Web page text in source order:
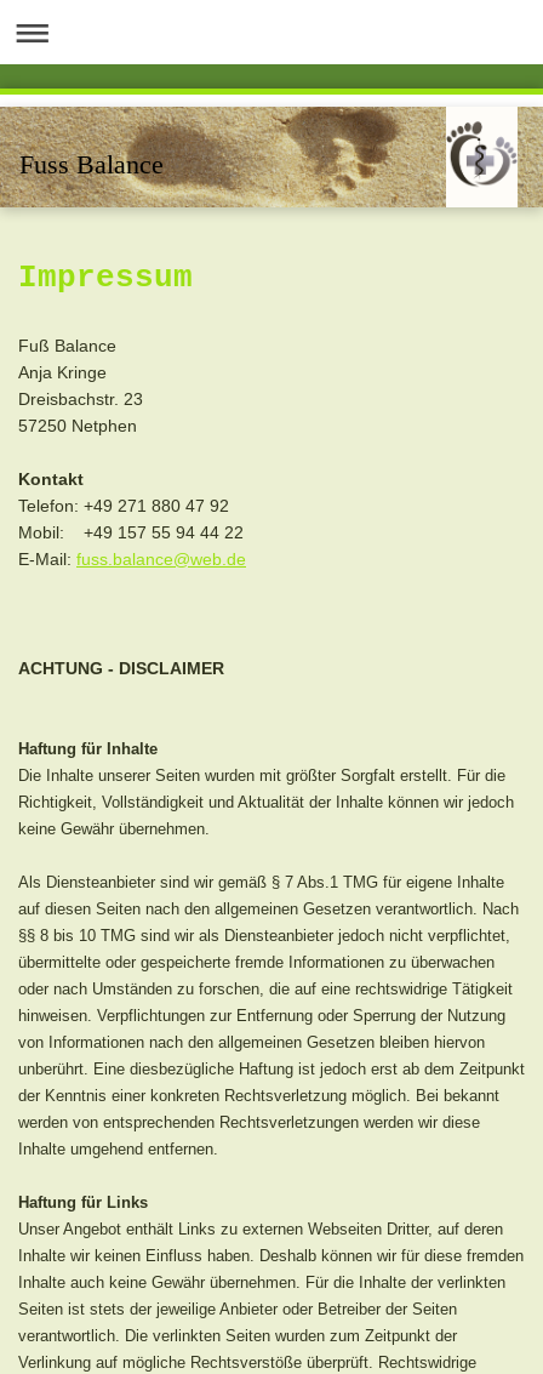
Fuss Balance
Impressum
Fuß Balance
Anja Kringe
Dreisbachstr. 23
57250 Netphen
Kontakt
Telefon: +49 271 880 47 92
Mobil: +49 157 55 94 44 22
E-Mail: fuss.balance@web.de
ACHTUNG - DISCLAIMER
Haftung für Inhalte
Die Inhalte unserer Seiten wurden mit größter Sorgfalt erstellt. Für die
Richtigkeit, Vollständigkeit und Aktualität der Inhalte können wir jedoch
keine Gewähr übernehmen.
Als Diensteanbieter sind wir gemäß § 7 Abs.1 TMG für eigene Inhalte
auf diesen Seiten nach den allgemeinen Gesetzen verantwortlich. Nach
§§ 8 bis 10 TMG sind wir als Diensteanbieter jedoch nicht verpflichtet,
übermittelte oder gespeicherte fremde Informationen zu überwachen
oder nach Umständen zu forschen, die auf eine rechtswidrige Tätigkeit
hinweisen. Verpflichtungen zur Entfernung oder Sperrung der Nutzung
von Informationen nach den allgemeinen Gesetzen bleiben hiervon
unberührt. Eine diesbezügliche Haftung ist jedoch erst ab dem Zeitpunkt
der Kenntnis einer konkreten Rechtsverletzung möglich. Bei bekannt
werden von entsprechenden Rechtsverletzungen werden wir diese
Inhalte umgehend entfernen.
Haftung für Links
Unser Angebot enthält Links zu externen Webseiten Dritter, auf deren
Inhalte wir keinen Einfluss haben. Deshalb können wir für diese fremden
Inhalte auch keine Gewähr übernehmen. Für die Inhalte der verlinkten
Seiten ist stets der jeweilige Anbieter oder Betreiber der Seiten
verantwortlich. Die verlinkten Seiten wurden zum Zeitpunkt der
Verlinkung auf mögliche Rechtsverstöße überprüft. Rechtswidrige